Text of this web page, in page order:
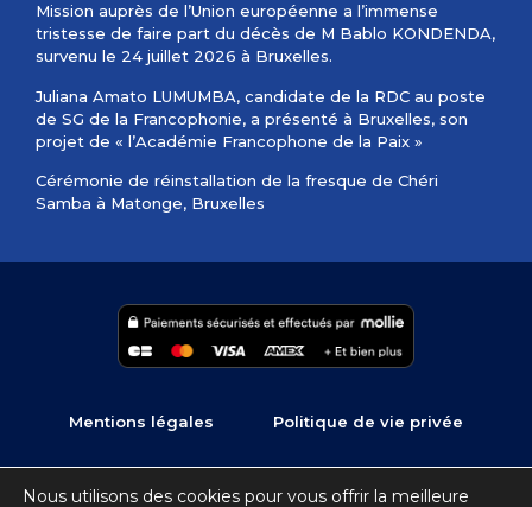
Mission auprès de l’Union européenne a l’immense
tristesse de faire part du décès de M Bablo KONDENDA,
survenu le 24 juillet 2026 à Bruxelles.
Juliana Amato LUMUMBA, candidate de la RDC au poste
de SG de la Francophonie, a présenté à Bruxelles, son
projet de « l’Académie Francophone de la Paix »
Cérémonie de réinstallation de la fresque de Chéri
Samba à Matonge, Bruxelles
Mentions légales Politique de vie privée
Copyright © 2022 – 2026 Ambassade de la R.D.Congo en
Nous utilisons des cookies pour vous offrir la meilleure